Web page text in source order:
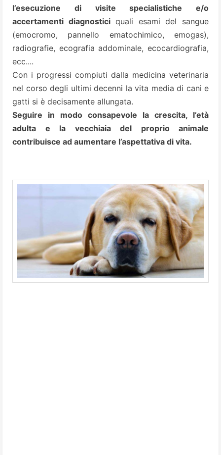
l’esecuzione di visite specialistiche e/o
accertamenti diagnosticiquali esami del sangue
(emocromo, pannello ematochimico, emogas),
radiografie, ecografia addominale, ecocardiografia,
ecc....
Con i progressi compiuti dalla medicina veterinaria
nel corso degli ultimi decenni la vita media di cani e
gatti si è decisamente allungata.
Seguire in modo consapevole la crescita, l’età
adulta e la vecchiaia del proprio animale
contribuisce ad aumentare l’aspettativa di vita.